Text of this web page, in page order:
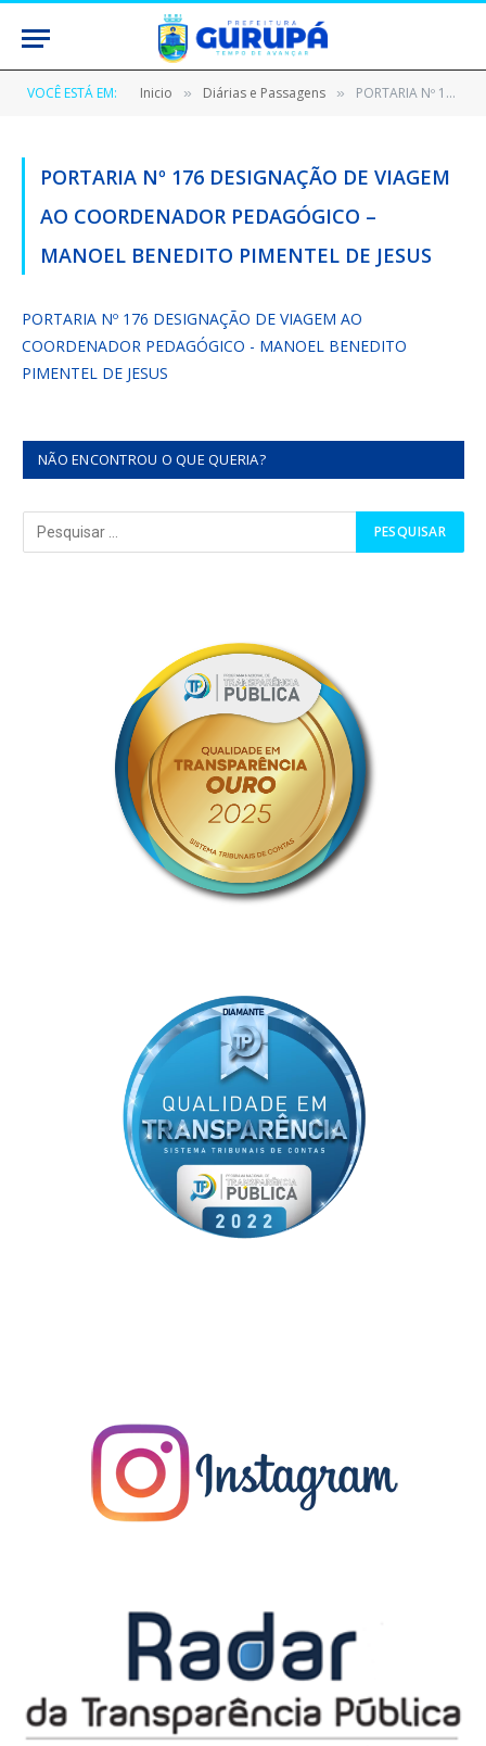
VOCÊ ESTÁ EM: Inicio » Diárias e Passagens » PORTARIA Nº 176 DESIGNAÇÃO DE VIAGEM AO COORDENADOR PEDAGÓGICO – MANOEL BENEDITO PIMENTEL DE JESUS
PORTARIA Nº 176 DESIGNAÇÃO DE VIAGEM
AO COORDENADOR PEDAGÓGICO –
MANOEL BENEDITO PIMENTEL DE JESUS
PORTARIA Nº 176 DESIGNAÇÃO DE VIAGEM AO
COORDENADOR PEDAGÓGICO - MANOEL BENEDITO
PIMENTEL DE JESUS
NÃO ENCONTROU O QUE QUERIA?